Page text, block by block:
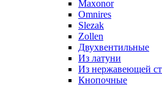
Maxonor
Omnires
Slezak
Zollen
Двухвентильные
Из латуни
Из нержавеющей
Кнопочные